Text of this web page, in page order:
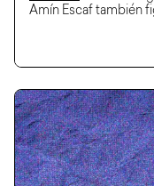
Amín Escaf también